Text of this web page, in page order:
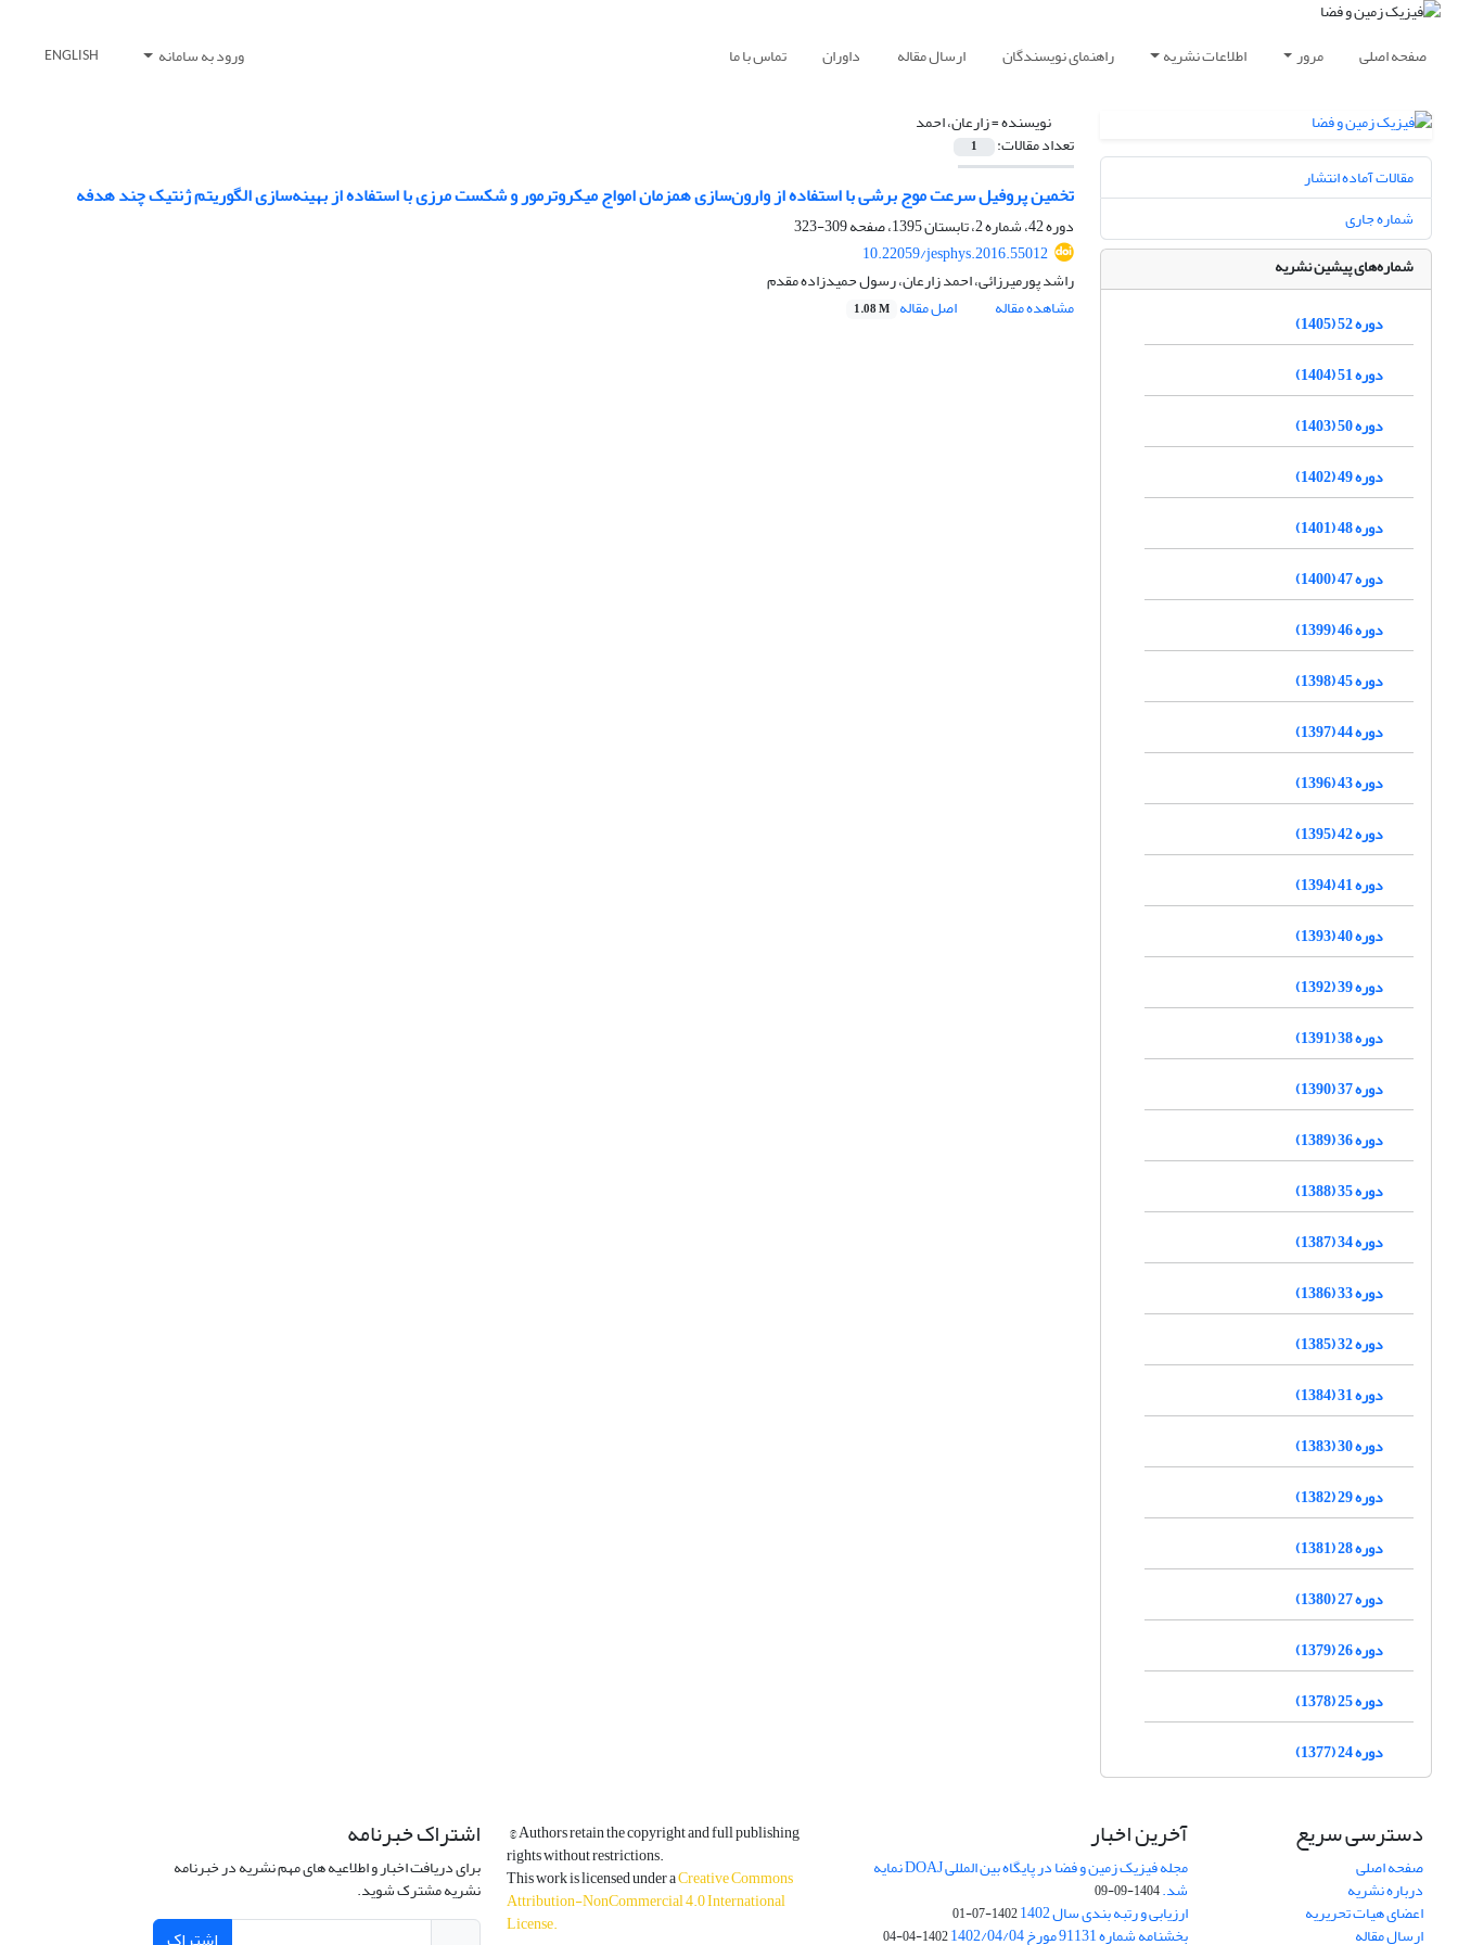
صفحه اصلی مرور اطلاعات نشریه راهنمای نویسندگان ارسال مقاله داوران تماس با ما ورود به سامانه ENGLISH
نویسنده =زارعان، احمد
تعداد مقالات: 1
تخمین پروفیل سرعت موج برشی با استفاده از وارون‌سازی همزمان امواج میکروترمور و شکست مرزی با استفاده از بهینه‌سازی الگوریتم ژنتیک چند هدفه
دوره 42، شماره 2، تابستان 1395، صفحه
309-323
10.22059/jesphys.2016.55012
راشد پورمیرزائی، احمد زارعان، رسول حمیدزاده مقدم
مشاهده مقاله
اصل مقاله 1.08 M
مقالات آماده انتشار
شماره جاری
شماره‌های پیشین نشریه
دوره 52 (1405)
دوره 51 (1404)
دوره 50 (1403)
دوره 49 (1402)
دوره 48 (1401)
دوره 47 (1400)
دوره 46 (1399)
دوره 45 (1398)
دوره 44 (1397)
دوره 43 (1396)
دوره 42 (1395)
دوره 41 (1394)
دوره 40 (1393)
دوره 39 (1392)
دوره 38 (1391)
دوره 37 (1390)
دوره 36 (1389)
دوره 35 (1388)
دوره 34 (1387)
دوره 33 (1386)
دوره 32 (1385)
دوره 31 (1384)
دوره 30 (1383)
دوره 29 (1382)
دوره 28 (1381)
دوره 27 (1380)
دوره 26 (1379)
دوره 25 (1378)
دوره 24 (1377)
دسترسی سریع
صفحه اصلی
درباره نشریه
اعضای هیات تحریریه
ارسال مقاله
آخرین اخبار
مجله فیزیک زمین و فضا در پایگاه بین المللی DOAJ نمایه
شد.1404-09-09
ارزیابی و رتبه بندی سال 1402 1402-07-01
بخشنامه شماره 91131 مورخ 1402/04/04 1402-04-04
© Authors retain the copyright and full publishing
rights without restrictions.
This work is licensed under aCreative Commons
Attribution-NonCommercial 4.0 International
License.
اشتراک خبرنامه
برای دریافت اخبار و اطلاعیه های مهم نشریه در خبرنامه
نشریه مشترک شوید.